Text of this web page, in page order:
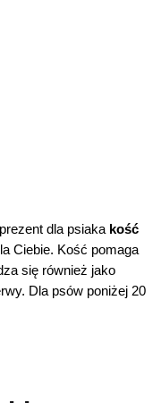
dla psiaka kość
Ciebie. Kość pomaga
się również jako
Dla psów poniżej 20